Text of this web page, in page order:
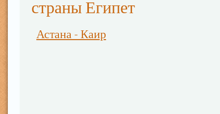
страны Египет
Астана - Каир